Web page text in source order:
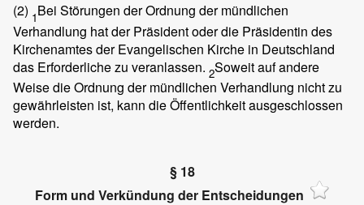
(2) 1Bei Störungen der Ordnung der mündlichen
Verhandlung hat der Präsident oder die Präsidentin des
Kirchenamtes der Evangelischen Kirche in Deutschland
das Erforderliche zu veranlassen. 2Soweit auf andere
Weise die Ordnung der mündlichen Verhandlung nicht zu
gewährleisten ist, kann die Öffentlichkeit ausgeschlossen
werden.
§ 18
Form und Verkündung der Entscheidungen